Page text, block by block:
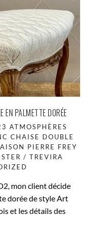
EN PALMETTE DORÉE
ATMOSPHÈRES
CHAISE DOUBLE
PIERRE FREY
/ TREVIRA
mon client décide
dorée de style Art
et les détails des